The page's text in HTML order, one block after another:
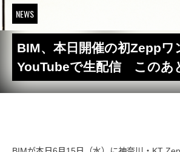
NEWS
BIM、本日開催の初Zeppワ
YouTubeで生配信 このあ